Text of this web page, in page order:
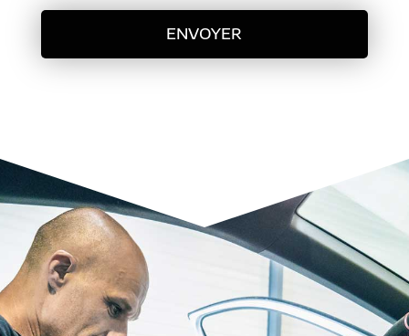
ENVOYER